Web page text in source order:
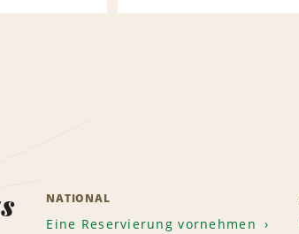
NATIONAL
Eine Reservierung vornehmen